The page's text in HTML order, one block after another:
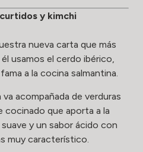
y kimchi
nueva carta que más
usamos el cerdo ibérico,
a la cocina salmantina.
acompañada de verduras
cocinado que aporta a la
y un sabor ácido con
muy característico.